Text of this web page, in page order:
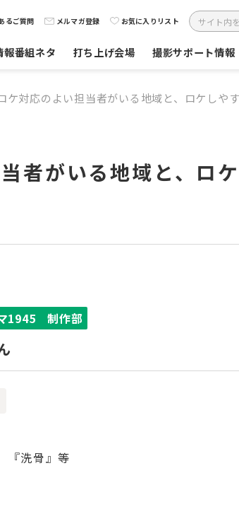
るご質問 メルマガ登録 お気に入りリスト
報番組ネタ 打ち上げ会場 撮影サポート情報
ケ対応のよい担当者がいる地域と、ロケしや
者がいる地域と、ロ
1945 制作部
『洗骨』等